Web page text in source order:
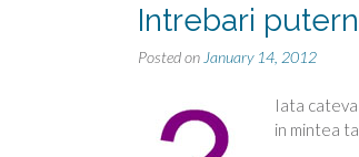
Intrebari
Posted on January 14, 2012
Iata
in mintea